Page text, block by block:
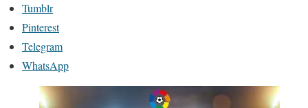
Tumblr
Pinterest
Telegram
WhatsApp